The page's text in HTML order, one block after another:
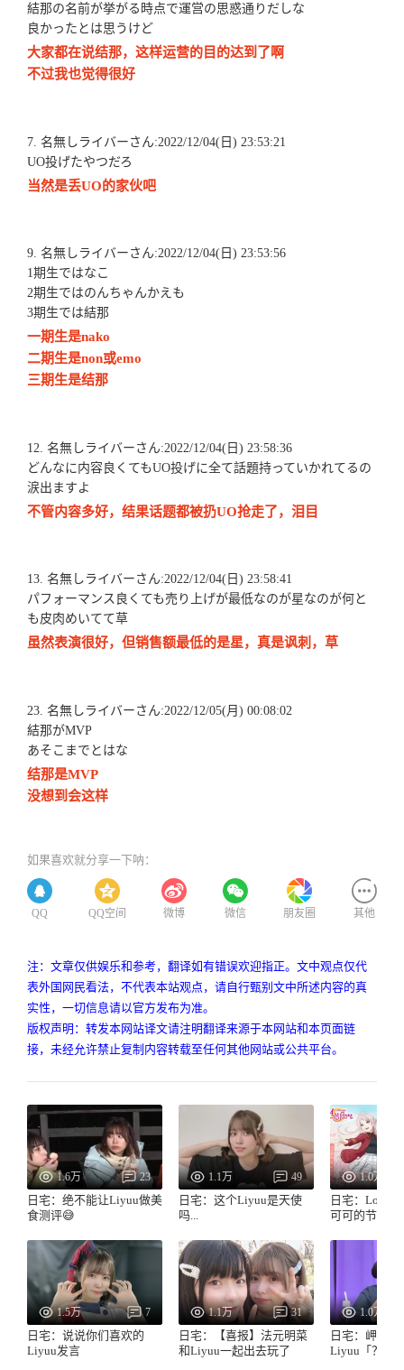
結那の名前が挙がる時点で運営の思惑通りだしな
良かったとは思うけど
大家都在说结那，这样运营的目的达到了啊
不过我也觉得很好
7. 名無しライバーさん:2022/12/04(日) 23:53:21
UO投げたやつだろ
当然是丢UO的家伙吧
9. 名無しライバーさん:2022/12/04(日) 23:53:56
1期生ではなこ
2期生ではのんちゃんかえも
3期生では結那
一期生是nako
二期生是non或emo
三期生是结那
12. 名無しライバーさん:2022/12/04(日) 23:58:36
どんなに内容良くてもUO投げに全て話題持っていかれてるの
涙出ますよ
不管内容多好，结果话题都被扔UO抢走了，泪目
13. 名無しライバーさん:2022/12/04(日) 23:58:41
パフォーマンス良くても売り上げが最低なのが星なのが何と
も皮肉めいてて草
虽然表演很好，但销售额最低的是星，真是讽刺，草
23. 名無しライバーさん:2022/12/05(月) 00:08:02
結那がMVP
あそこまでとはな
结那是MVP
没想到会这样
如果喜欢就分享一下呐：
QQ QQ空间 微博 微信 朋友圈 其他
注：文章仅供娱乐和参考，翻译如有错误欢迎指正。文中观点仅代
表外国网民看法，不代表本站观点，请自行甄别文中所述内容的真
实性，一切信息请以官方发布为准。
版权声明：转发本网站译文请注明翻译来源于本网站和本页面链
接，未经允许禁止复制内容转载至任何其他网站或公共平台。
1.6万 23
日宅：绝不能让Liyuu做美
食测评😅
1.5万 7
日宅：说说你们喜欢的
Liyuu发言
1.1万 49
日宅：这个Liyuu是天使
吗...
1.1万 31
日宅：【喜报】法元明菜
和Liyuu一起出去玩了
1.0万
日宅：
可可的节目第
1.0万
日宅：岬奈
Liyuu「？」